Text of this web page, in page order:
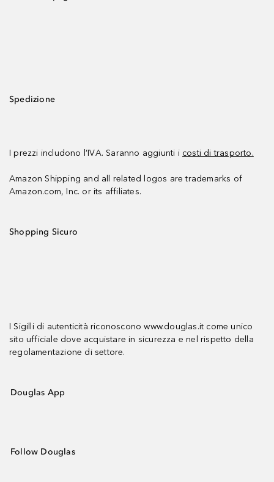
Spedizione
I prezzi includono l’IVA. Saranno aggiunti i costi di trasporto.
Amazon Shipping and all related logos are trademarks of
Amazon.com, Inc. or its affiliates.
Shopping Sicuro
I Sigilli di autenticità riconoscono www.douglas.it come unico
sito ufficiale dove acquistare in sicurezza e nel rispetto della
regolamentazione di settore.
Douglas App
Follow Douglas